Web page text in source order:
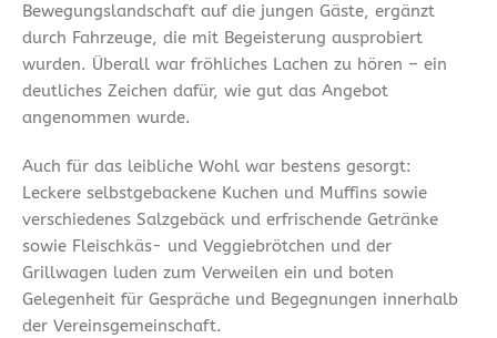
Bewegungslandschaft auf die jungen Gäste, ergänzt
durch Fahrzeuge, die mit Begeisterung ausprobiert
wurden. Überall war fröhliches Lachen zu hören – ein
deutliches Zeichen dafür, wie gut das Angebot
angenommen wurde.
Auch für das leibliche Wohl war bestens gesorgt:
Leckere selbstgebackene Kuchen und Muffins sowie
verschiedenes Salzgebäck und erfrischende Getränke
sowie Fleischkäs- und Veggiebrötchen und der
Grillwagen luden zum Verweilen ein und boten
Gelegenheit für Gespräche und Begegnungen innerhalb
der Vereinsgemeinschaft.